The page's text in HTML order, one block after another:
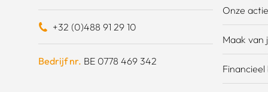
+32 (0)488 91 29 10
Bedrijf nr. BE 0778 469 342
Onze
Maak van